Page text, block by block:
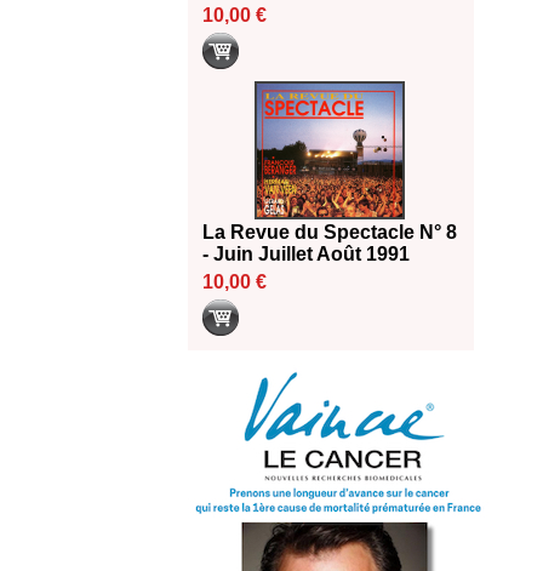
10,00 €
La Revue du Spectacle N° 8
- Juin Juillet Août 1991
10,00 €